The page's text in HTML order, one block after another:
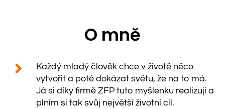
O mně
Každý mladý člověk chce v životě něco
vytvořit a poté dokázat světu, že na to má.
Já si díky firmě ZFP tuto myšlenku realizuji a
plním si tak svůj největší životní cíl.